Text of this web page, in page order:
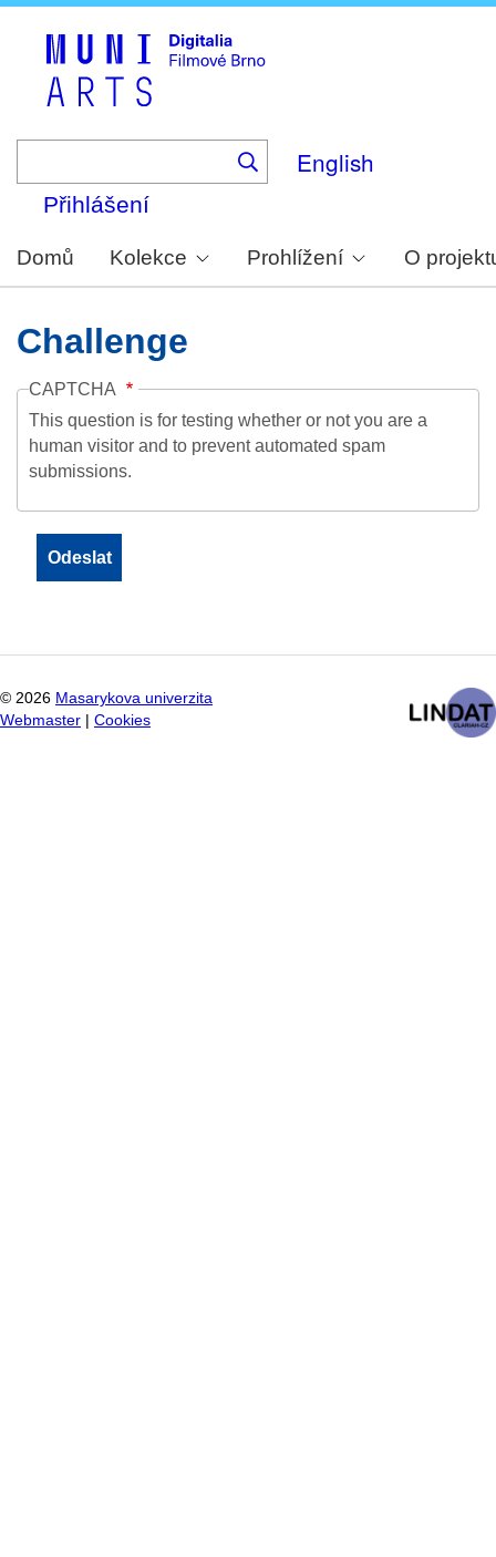
English
Přihlášení
Domů Kolekce Prohlížení O
Challenge
CAPTCHA
This question is for testing whether or not you are a
human visitor and to prevent automated spam
submissions.
© 2026 Masarykova univerzita
Webmaster
Cookies